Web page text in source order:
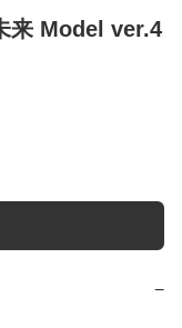
来 Model ver.4
−